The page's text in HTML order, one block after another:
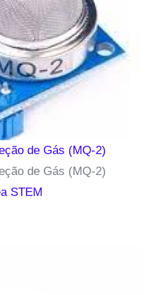
de Gás (MQ-2)
de Gás (MQ-2)
STEM